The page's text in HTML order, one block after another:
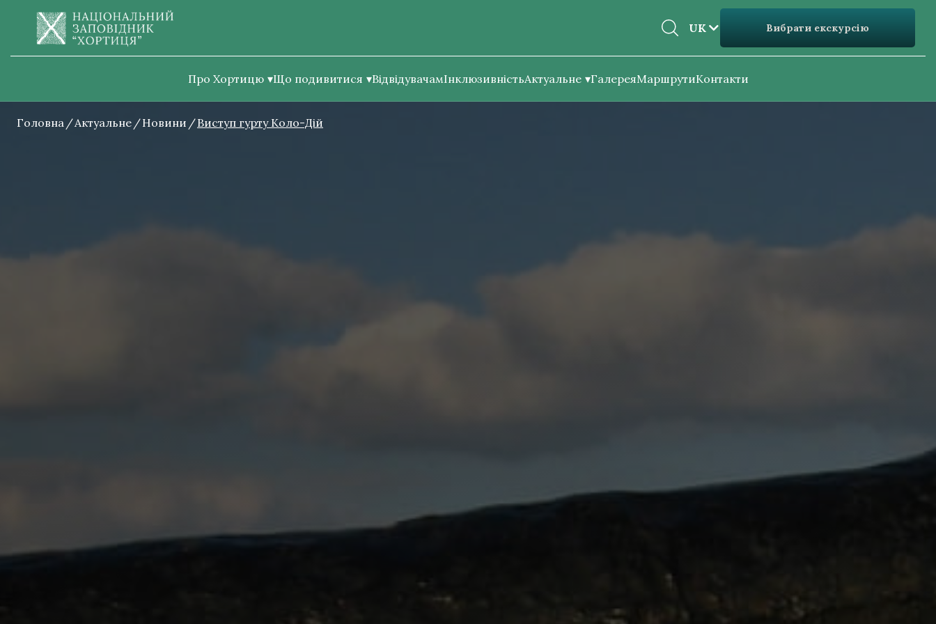
UK
EN
Вибрати екскурсію
Про Хортицю Що подивитися ВідвідувачамІнклюзивністьАктуальне ГалереяМаршрутиКонтакти
Головна Актуальне Новини Виступ гурту Коло-Дій